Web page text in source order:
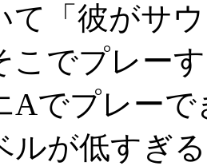
て「彼がサ
こでプレー
Aでプレー
ルが低すぎ